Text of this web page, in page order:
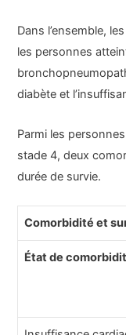
Dans l’ensemble,
les personnes
diabète et
Parmi les
stade 4, deux
durée de survie.
Comorbidité et
État de